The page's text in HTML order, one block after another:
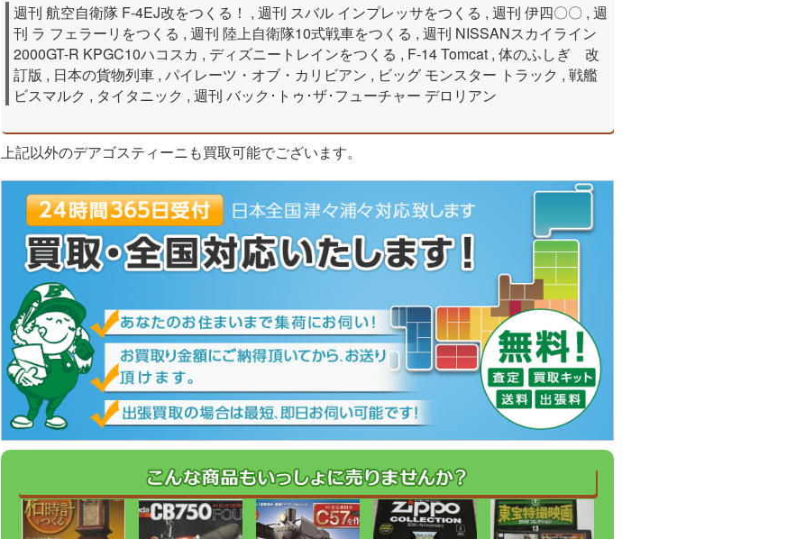
週刊 航空自衛隊 F-4EJ改をつくる！ , 週刊 スバル インプレッサをつくる , 週刊 伊四〇〇 , 週
刊 ラ フェラーリをつくる , 週刊 陸上自衛隊10式戦車をつくる , 週刊 NISSANスカイライン
2000GT-R KPGC10ハコスカ , ディズニートレインをつくる , F-14 Tomcat , 体のふしぎ 改
訂版 , 日本の貨物列車 , パイレーツ・オブ・カリビアン , ビッグ モンスター トラック , 戦艦
ビスマルク , タイタニック , 週刊 バック･トゥ･ザ･フューチャー デロリアン
上記以外のデアゴスティーニも買取可能でございます。